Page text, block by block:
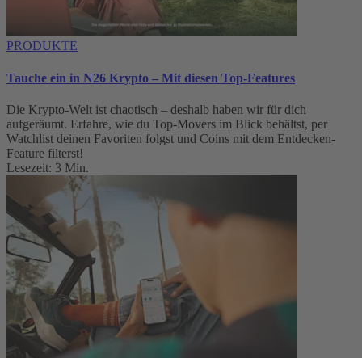
PRODUKTE
Tauche ein in N26 Krypto – Mit diesen Top-Features
Die Krypto-Welt ist chaotisch – deshalb haben wir für dich
aufgeräumt. Erfahre, wie du Top-Movers im Blick behältst, per
Watchlist deinen Favoriten folgst und Coins mit dem Entdecken-
Feature filterst!
Lesezeit: 3 Min.